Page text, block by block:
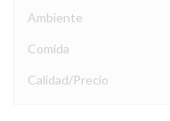
Ambiente
Comida
Calidad/Precio